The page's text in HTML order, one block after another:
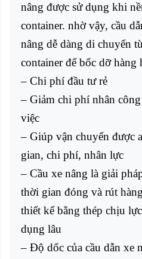
nâng được sử dụng khi
container. nhờ vậy, cầu
nâng dễ dàng di chuyển
container để bốc dỡ hàng
– Chi phí đầu tư rẻ
– Giảm chi phí nhân
việc
– Giúp vận chuyển được
gian, chi phí, nhân lực
– Cầu xe nâng là giải
thời gian đóng và rút
thiết kế bằng thép chịu
dụng lâu
– Độ dốc của cầu dẫn xe